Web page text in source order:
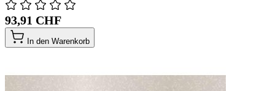
93,91 CHF
In den Warenkorb